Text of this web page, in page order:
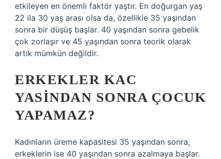
etkileyen en önemli faktör yaştır. En doğurgan yaş
22 ila 30 yaş arası olsa da, özellikle 35 yaşından
sonra bir düşüş başlar. 40 yaşından sonra gebelik
çok zorlaşır ve 45 yaşından sonra teorik olarak
artık mümkün değildir.
ERKEKLER KAC
YASINDAN SONRA ÇOCUK
YAPAMAZ?
Kadınların üreme kapasitesi 35 yaşından sonra,
erkeklerin ise 40 yaşından sonra azalmaya başlar.